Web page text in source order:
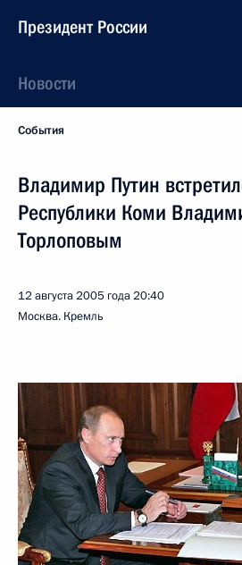
Президент России
Новости
События
Владимир Путин
Республики Коми
Торлоповым
12 августа 2005 года20:40
Москва. Кремль